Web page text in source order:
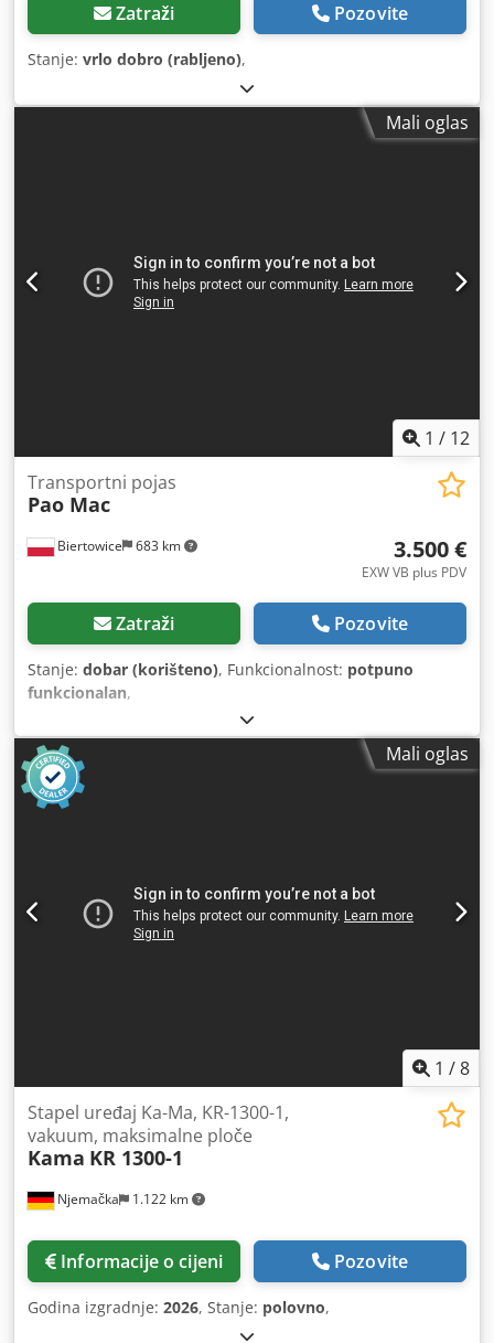
Zatraži Pozovite
Stanje: vrlo dobro (rabljeno),
Mali oglas
1 / 12
Biertowice 683 km
Transportni pojas
Pao Mac
3.500 €
EXW VB plus PDV
Zatraži Pozovite
Stanje: dobar (korišteno), Funkcionalnost: potpuno
funkcionalan,
Mali oglas
1 /8
Njemačka 1.122 km
Stapel uređaj Ka-Ma, KR-1300-1,
vakuum, maksimalne ploče
Kama KR 1300-1
Informacije o cijeni Pozovite
Godina izgradnje: 2026, Stanje: polovno,